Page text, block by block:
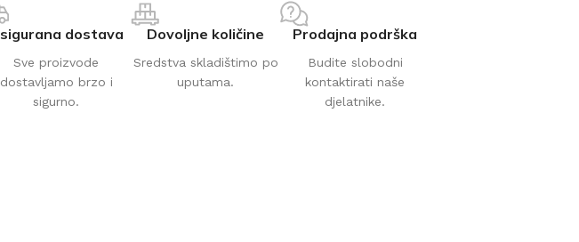
dostava
Sve proizvode
dostavljamo brzo i
sigurno.
Dovoljne količine
Sredstva skladištimo po
uputama.
Prodajna podrška
Budite slobodni
kontaktirati naše
djelatnike.